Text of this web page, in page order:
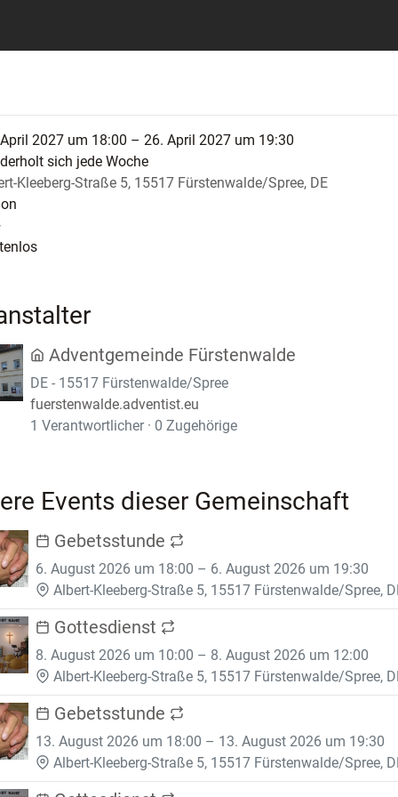
2027 um 18:00 – 26. April 2027 um 19:30
sich jede Woche
Kleeberg-Straße 5, 15517 Fürstenwalde/Spree, DE
Adventgemeinde Fürstenwalde
DE - 15517 Fürstenwalde/Spree
fuerstenwalde.adventist.eu
1 Verantwortlicher · 0 Zugehörige
Events dieser Gemeinschaft
Gebetsstunde
6. August 2026 um 18:00 – 6. August 2026 um 19:30
Albert-Kleeberg-Straße 5, 15517 Fürstenwalde/Spree,
Gottesdienst
8. August 2026 um 10:00 – 8. August 2026 um 12:00
Albert-Kleeberg-Straße 5, 15517 Fürstenwalde/Spree,
Gebetsstunde
13. August 2026 um 18:00 – 13. August 2026 um 19:30
Albert-Kleeberg-Straße 5, 15517 Fürstenwalde/Spree,